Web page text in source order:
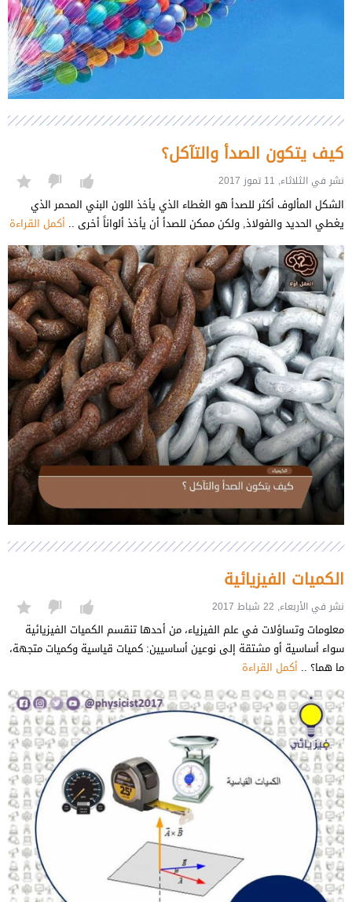
كيف يتكون الصدأ والتآكل؟
نشر في الثلاثاء, 11 تموز 2017
الشكل المألوف أكثر للصدأ هو الغطاء الذي يأخذ اللون البني المحمر الذي
يغطي الحديد والفولاذ, ولكن ممكن للصدأ أن يأخذ ألواناً أخرى .. أكمل القراءة
الكميات الفيزيائية
نشر في الأربعاء, 22 شباط 2017
معلومات وتساؤلات في علم الفيزياء، من أحدها تنقسم الكميات الفيزيائية
سواء أساسية أو مشتقة إلى نوعين أساسيين: كميات قياسية وكميات متجهة،
ما هما؟ .. أكمل القراءة